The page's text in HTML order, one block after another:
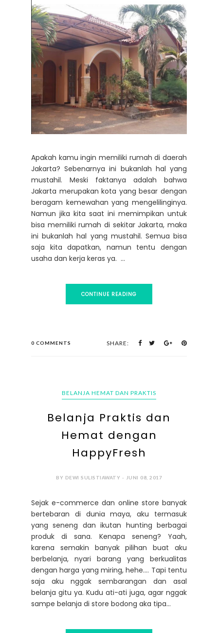
Apakah kamu ingin memiliki rumah di daerah
Jakarta? Sebenarnya ini bukanlah hal yang
mustahil. Meski faktanya adalah bahwa
Jakarta merupakan kota yang besar dengan
beragam kemewahan yang mengelilinginya.
Namun jika kita saat ini memimpikan untuk
bisa memiliki rumah di sekitar Jakarta, maka
ini bukanlah hal yang mustahil. Semua bisa
saja kita dapatkan, namun tentu dengan
usaha dan kerja keras ya. ...
CONTINUE READING
0 COMMENTS SHARE:
BELANJA HEMAT DAN PRAKTIS
Belanja Praktis dan
Hemat dengan
HappyFresh
BY DEWI SULISTIAWATY - JUNI 08, 2017
Sejak e-commerce dan online store banyak
bertebaran di dunia maya, aku termasuk
yang seneng dan ikutan hunting berbagai
produk di sana. Kenapa seneng? Yaah,
karena semakin banyak pilihan buat aku
berbelanja, nyari barang yang berkualitas
dengan harga yang miring, hehe…. Tapi tentu
saja aku nggak sembarangan dan asal
belanja gitu ya. Kudu ati-ati juga, agar nggak
sampe belanja di store bodong aka tipa...